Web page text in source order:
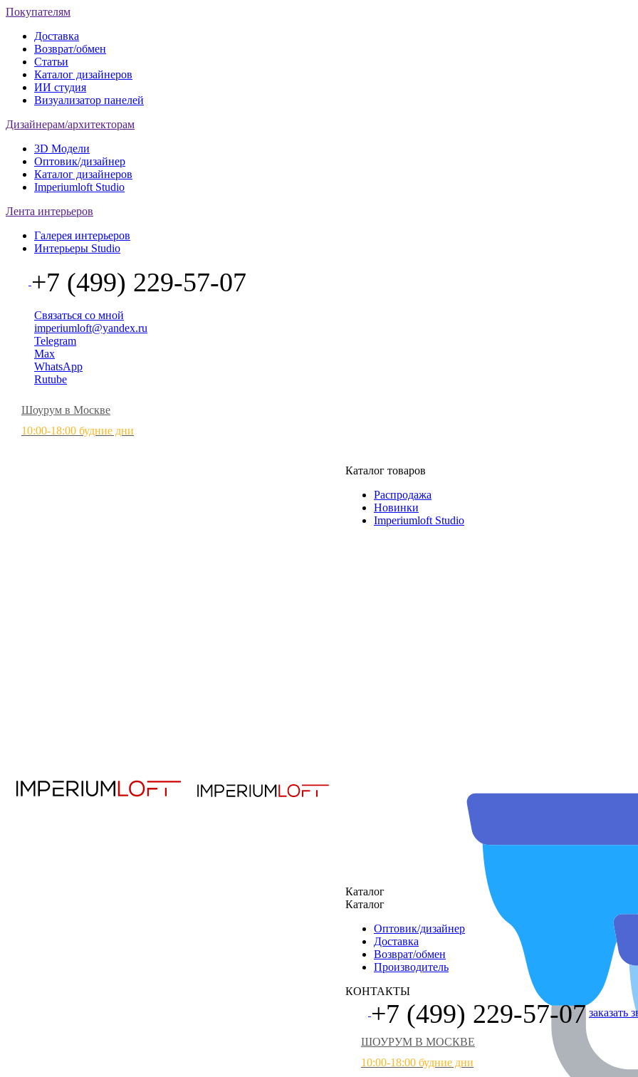
Покупателям
Доставка
Возврат/обмен
Статьи
Каталог дизайнеров
ИИ студия
Визуализатор панелей
Дизайнерам/архитекторам
3D Модели
Оптовик/дизайнер
Каталог дизайнеров
Imperiumloft Studio
Лента интерьеров
Галерея интерьеров
Интерьеры Studio
+7 (499) 229-57-07
Связаться со мной
imperiumloft@yandex.ru
Telegram
Max
WhatsApp
Rutube
Шоурум в Москве
10:00-18:00 будние дни
Каталог товаров
Распродажа
Новинки
Imperiumloft Studio
Каталог
Каталог
Оптовик/дизайнер
Доставка
Возврат/обмен
Производитель
КОНТАКТЫ
+7 (499) 229-57-07 заказать
ШОУРУМ В МОСКВЕ
10:00-18:00 будние дни